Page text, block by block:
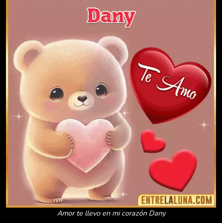
Amor te llevo en mi corazón Dany